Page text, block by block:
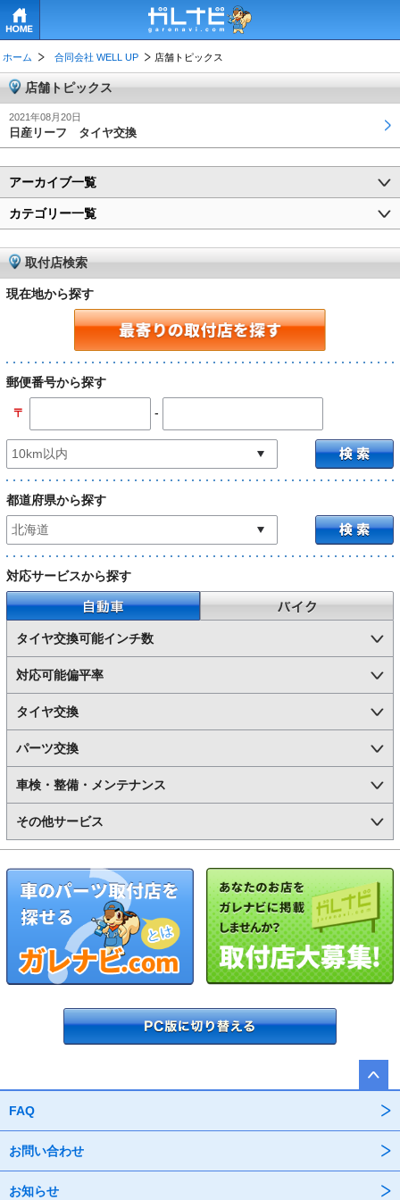
ホーム 合同会社 WELL UP 店舗トピックス
店舗トピックス
2021年08月20日
日産リーフ タイヤ交換
アーカイブ一覧
カテゴリー一覧
取付店検索
現在地から探す
郵便番号から探す
〒 -
都道府県から探す
対応サービスから探す
自動車
タイヤ交換可能インチ数
対応可能偏平率
タイヤ交換
パーツ交換
車検・整備・メンテナンス
その他サービス
FAQ
お問い合わせ
お知らせ